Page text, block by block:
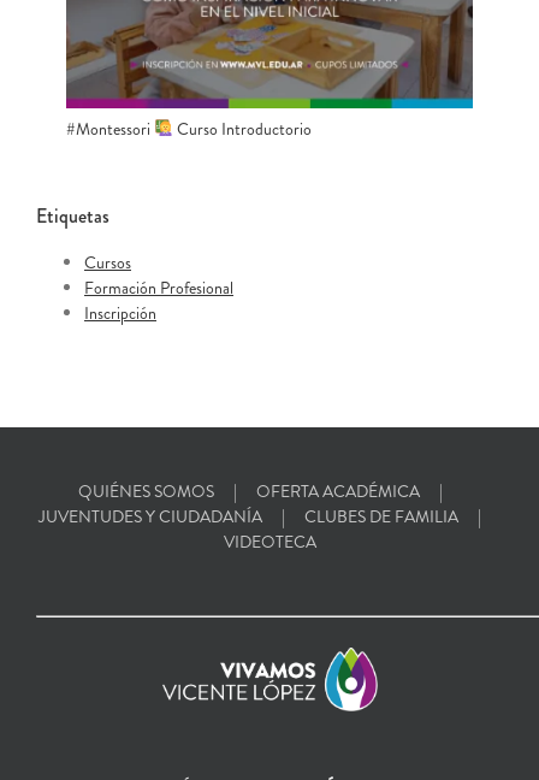
#Montessori Curso Introductorio
Etiquetas
Cursos
Formación Profesional
Inscripción
QUIÉNES SOMOS
OFERTA ACADÉMICA
JUVENTUDES Y CIUDADANÍA
CLUBES DE FAMILIA
VIDEOTECA